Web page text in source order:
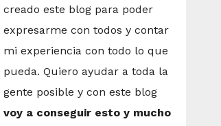
creado este blog para poder
expresarme con todos y contar
mi experiencia con todo lo que
pueda. Quiero ayudar a toda la
gente posible y con este blog
voy a conseguir esto y mucho